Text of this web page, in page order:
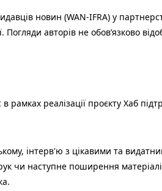
новин (WAN-IFRA) у
Погляди авторів не обов’язково
рамках реалізації проєкту Хаб
інтерв'ю з цікавими та
чи наступне поширення